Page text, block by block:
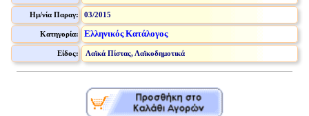
Ημ/νία Παραγ: 03/2015
Κατηγορία: Ελληνικός Κατάλογος
Είδος: Λαϊκά Πίστας, Λαϊκοδημοτικά